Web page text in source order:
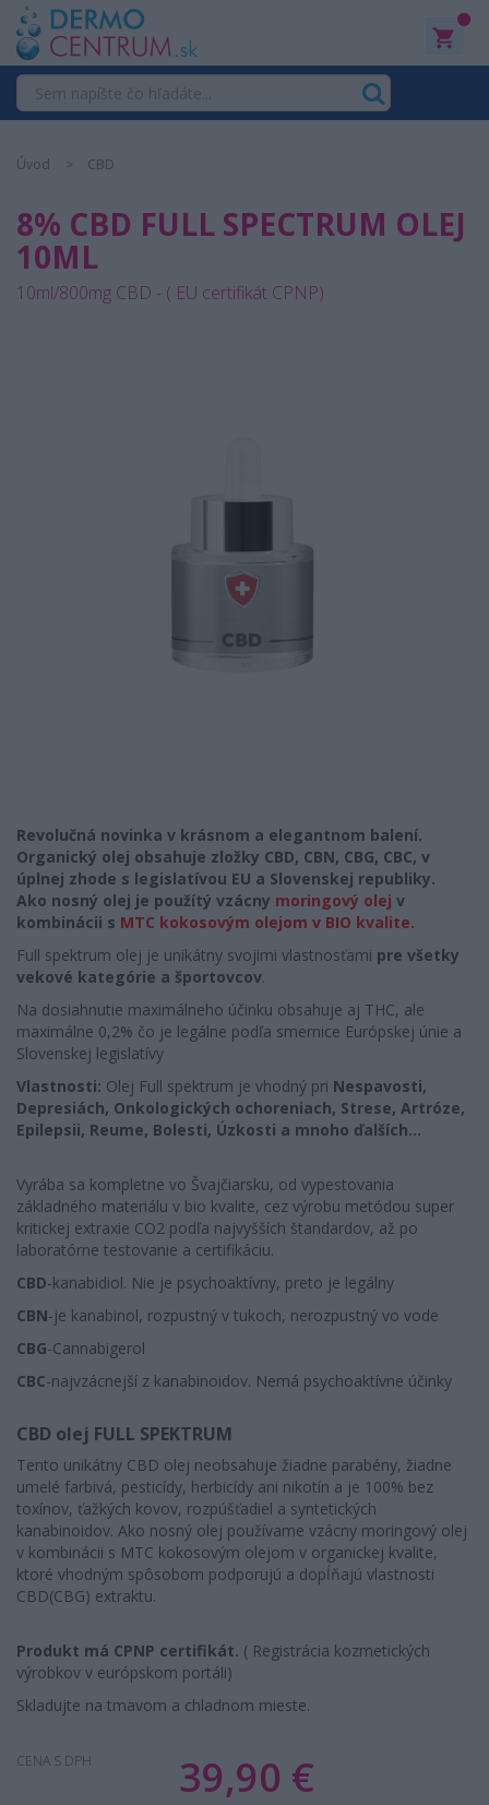
Úvod CBD
8% CBD FULL SPECTRUM OLEJ
10ML
10ml/800mg CBD - ( EU certifikát CPNP)
Revolučná novinka v krásnom a elegantnom balení.
Organický olej obsahuje zložky CBD, CBN, CBG, CBC, v
úplnej zhode s legislatívou EU a Slovenskej republiky.
Ako nosný olej je použítý vzácny moringový olej v
kombinácii s MTC kokosovým olejom v BIO kvalite.
Full spektrum olej je unikátny svojimi vlastnosťami pre všetky
vekové kategórie a športovcov.
Na dosiahnutie maximálneho účinku obsahuje aj THC, ale
maximálne 0,2% čo je legálne podľa smernice Európskej únie a
Slovenskej legislatívy
Vlastnosti: Olej Full spektrum je vhodný pri Nespavosti,
Depresiách, Onkologických ochoreniach, Strese, Artróze,
Epilepsii, Reume, Bolesti, Úzkosti a mnoho ďalších...
Vyrába sa kompletne vo Švajčiarsku, od vypestovania
základného materiálu v bio kvalite, cez výrobu metódou super
kritickej extraxie CO2 podľa najvyšších štandardov, až po
laboratórne testovanie a certifikáciu.
CBD-kanabidiol. Nie je psychoaktívny, preto je legálny
CBN-je kanabinol, rozpustný v tukoch, nerozpustný vo vode
CBG-Cannabigerol
CBC-najvzácnejší z kanabinoidov. Nemá psychoaktívne účinky
CBD olej FULL SPEKTRUM
Tento unikátny CBD olej neobsahuje žiadne parabény, žiadne
umelé farbivá, pesticídy, herbicídy ani nikotín a je 100% bez
toxínov, ťažkých kovov, rozpúšťadiel a syntetických
kanabinoidov. Ako nosný olej používame vzácny moringový olej
v kombinácii s MTC kokosovým olejom v organickej kvalite,
ktoré vhodným spôsobom podporujú a dopĺňajú vlastnosti
CBD(CBG) extraktu.
Produkt má CPNP certifikát. ( Registrácia kozmetických
výrobkov v európskom portáli)
Skladujte na tmavom a chladnom mieste.
CENA S DPH 39,90 €